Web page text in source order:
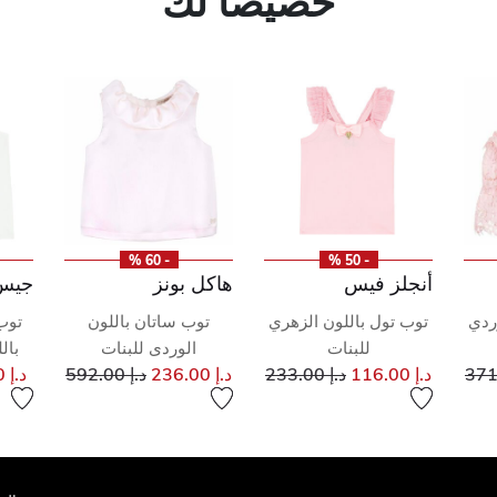
منإلى
- 50 %
أنجلز فيس
توب تول باللون الزهري
للبنات
د.إ 116.00 سعر مخفض من
د.إ 233.00 إلى
- 60 %
هاكل بونز
توب ساتان باللون
الوردى للبنات
د.إ 236.00 سعر مخفض من
د.إ 592.00 إلى د.إ 85.00